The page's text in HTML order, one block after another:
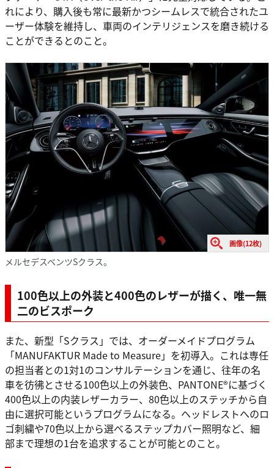
れにより、購入後も常に最新かつシームレスで統合されたユ
ーザー体験を維持し、車両のインテリジェンスを磨き続ける
ことができるとのこと。
画像(12枚)
メルセデスベンツSクラス。
100色以上の外装と400色のレザーが描く、唯一無
二のビスポーク
また、新型「Sクラス」では、オーダーメイドプログラム
「MANUFAKTUR Made to Measure」を初導入。これは専任
の担当者との1対1のコンサルテーションを通じ、往年の名
車を彷彿とさせる100色以上の外装色、PANTONE®に基づく
400色以上の内装レザーカラー、80色以上のステッチから自
由に選択可能というプログラムになる。ヘッドレストへのロ
ゴ刺繍や70色以上から選べるステップカバー照明など、細
部まで理想の1台を追求することが可能とのこと。